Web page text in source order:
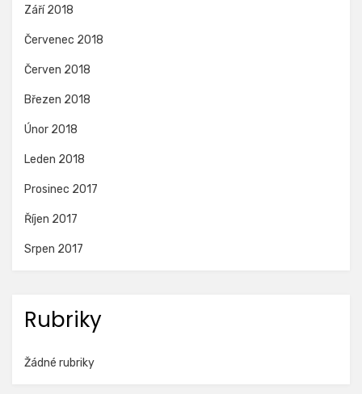
Září 2018
Červenec 2018
Červen 2018
Březen 2018
Únor 2018
Leden 2018
Prosinec 2017
Říjen 2017
Srpen 2017
Rubriky
Žádné rubriky